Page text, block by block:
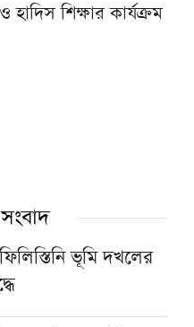
শিক্ষার কার্যক্রম
ফিলিস্তিনি ভূমি দখলের